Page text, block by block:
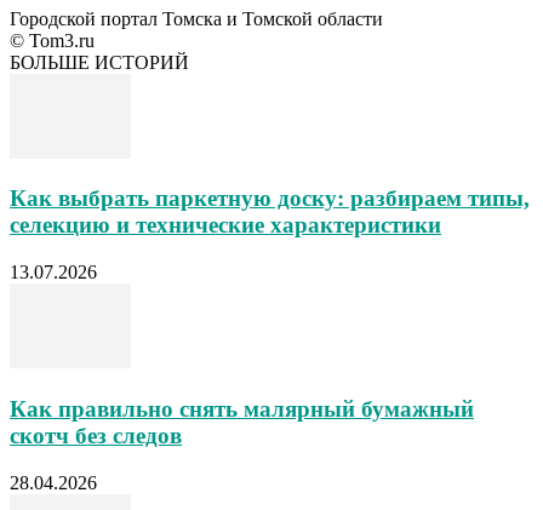
Городской портал Томска и Томской области
© Tom3.ru
БОЛЬШЕ ИСТОРИЙ
Как выбрать паркетную доску: разбираем типы,
селекцию и технические характеристики
13.07.2026
Как правильно снять малярный бумажный
скотч без следов
28.04.2026